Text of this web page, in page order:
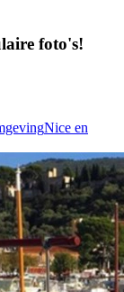
foto's!
Nice en